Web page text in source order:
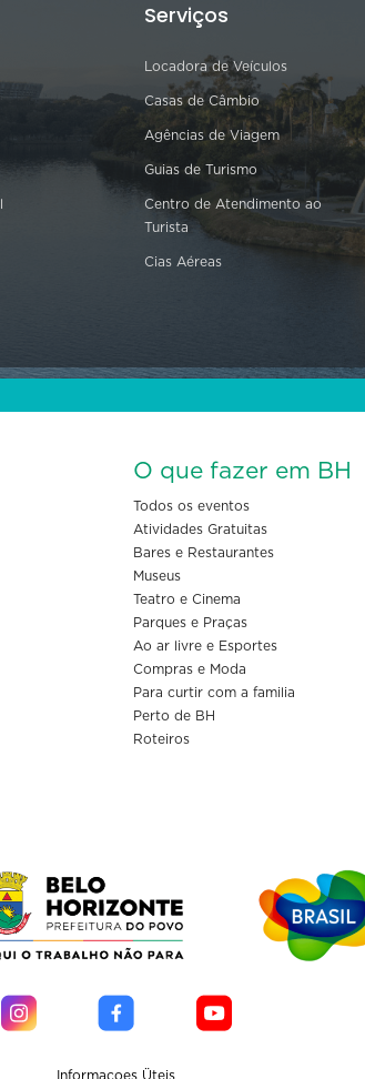
Serviços
Locadora de Veículos
Casas de Câmbio
Agências de Viagem
Guias de Turismo
Centro de Atendimento ao
Turista
Cias Aéreas
O que fazer em BH
Todos os eventos
Atividades Gratuitas
Bares e Restaurantes
Museus
Teatro e Cinema
Parques e Praças
Ao ar livre e Esportes
Compras e Moda
Para curtir com a familia
Perto de BH
Roteiros
Informaçoes Üteis